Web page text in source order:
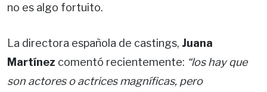
no es algo fortuito.
La directora española de castings, Juana
Martínez comentó recientemente: “los hay que
son actores o actrices magníficas, pero